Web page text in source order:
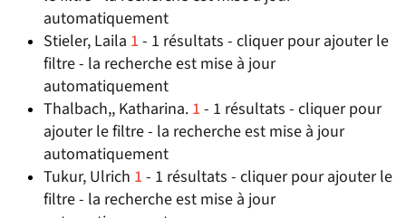
automatiquement
Stieler, Laila 1 - 1 résultats - cliquer pour ajouter le
filtre - la recherche est mise à jour
automatiquement
Thalbach,, Katharina. 1 - 1 résultats - cliquer pour
ajouter le filtre - la recherche est mise à jour
automatiquement
Tukur, Ulrich 1 - 1 résultats - cliquer pour ajouter le
filtre - la recherche est mise à jour